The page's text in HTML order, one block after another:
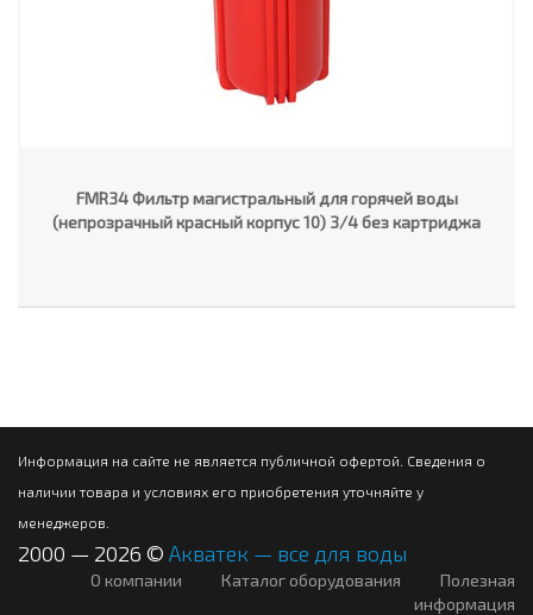
FMR34 Фильтр магистральный для горячей воды
(непрозрачный красный корпус 10) 3/4 без картриджа
Информация на сайте не является публичной офертой. Сведения о
наличии товара и условиях его приобретения уточняйте у
менеджеров.
2000 — 2026 © Акватек — все для воды
О компании Каталог оборудования
Полезная
информация